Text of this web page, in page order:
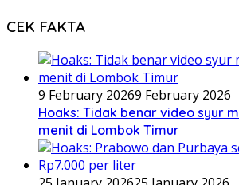
CEK FAKTA
9 February 20269 February 2026
Hoaks: Tidak benar video syur
menit di Lombok Timur